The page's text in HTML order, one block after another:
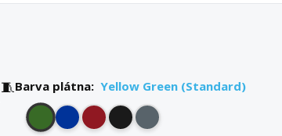
🧵Barva plátna: Yellow Green (Standard)